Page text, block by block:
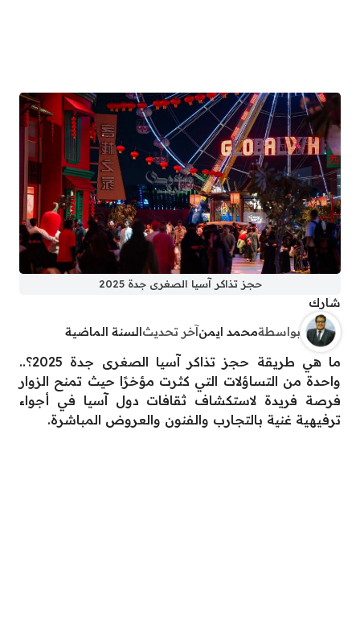
حجز تذاكر آسيا الصغرى جدة 2025
شارك
بواسطةمحمد ايمنآخر تحديثالسنة الماضية
ما هي طريقة حجز تذاكر آسيا الصغرى جدة 2025؟..
واحدة من التساؤلات التي كثرت مؤخرًا حيث تمنح الزوار
فرصة فريدة لاستكشاف ثقافات دول آسيا في أجواء
ترفيهية غنية بالتجارب والفنون والعروض المباشرة.